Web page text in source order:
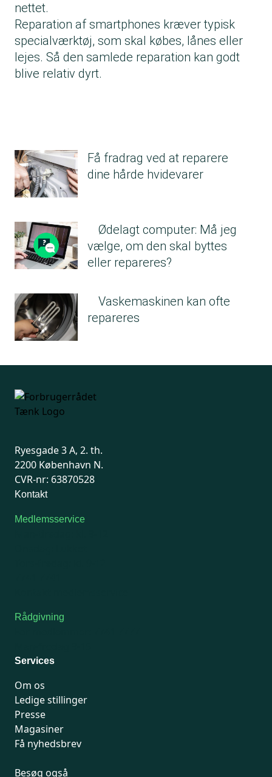
nettet.
Reparation af smartphones kræver typisk
specialværktøj, som skal købes, lånes eller
lejes. Så den samlede reparation kan godt
blive relativ dyrt.
Få fradrag ved at reparere
dine hårde hvidevarer
Ødelagt computer: Må jeg
vælge, om den skal byttes
eller repareres?
Vaskemaskinen kan ofte
repareres
Ryesgade 3 A, 2. th.
2200 København N.
CVR-nr: 63870528
Kontakt
Medlemsservice
Rådgivning
Services
Om os
Ledige stillinger
Presse
Magasiner
Få nyhedsbrev
Besøg også